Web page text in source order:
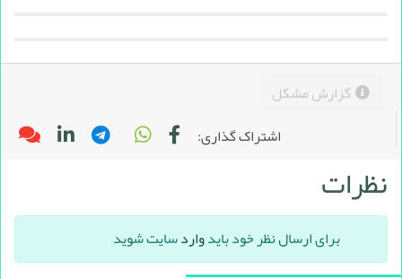
گزارش مشکل
اشتراک گذاری:
نظرات
برای ارسال نظر خود بایدواردسایت شوید